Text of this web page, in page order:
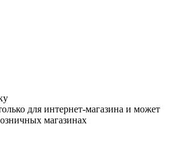
для интернет-магазина и может
магазинах